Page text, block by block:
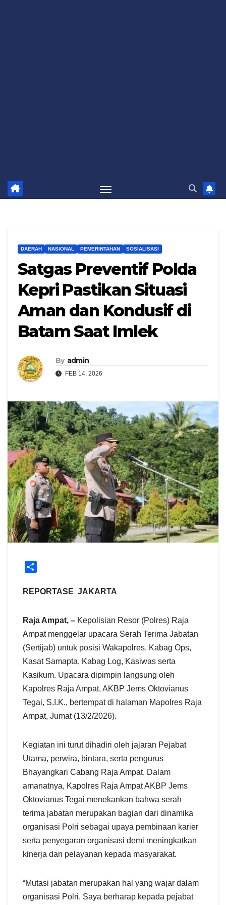
DAERAH NASIONAL PEMERINTAHAN SOSIALISASI
Satgas Preventif Polda
Kepri Pastikan Situasi
Aman dan Kondusif di
Batam Saat Imlek
By admin
FEB 14, 2026
a
REPORTASE JAKARTA
Raja Ampat, – Kepolisian Resor (Polres) Raja
Ampat menggelar upacara Serah Terima Jabatan
(Sertijab) untuk posisi Wakapolres, Kabag Ops,
Kasat Samapta, Kabag Log, Kasiwas serta
Kasikum. Upacara dipimpin langsung oleh
Kapolres Raja Ampat, AKBP Jems Oktovianus
Tegai, S.I.K., bertempat di halaman Mapolres Raja
Ampat, Jumat (13/2/2026).
Kegiatan ini turut dihadiri oleh jajaran Pejabat
Utama, perwira, bintara, serta pengurus
Bhayangkari Cabang Raja Ampat. Dalam
amanatnya, Kapolres Raja Ampat AKBP Jems
Oktovianus Tegai menekankan bahwa serah
terima jabatan merupakan bagian dari dinamika
organisasi Polri sebagai upaya pembinaan karier
serta penyegaran organisasi demi meningkatkan
kinerja dan pelayanan kepada masyarakat.
“Mutasi jabatan merupakan hal yang wajar dalam
organisasi Polri. Saya berharap kepada pejabat